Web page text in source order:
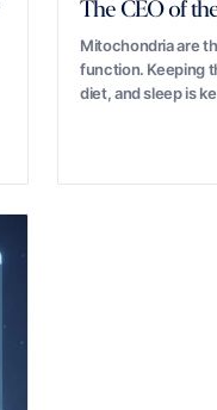
The CEO of
Mitochondria are
function. Keeping
diet, and sleep is